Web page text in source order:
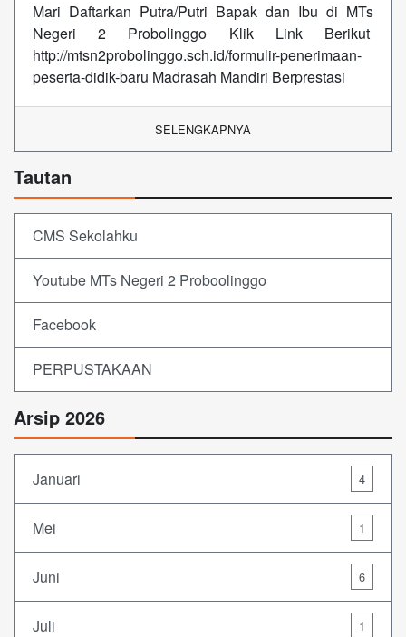
Mari Daftarkan Putra/Putri Bapak dan Ibu di MTs
Negeri 2 Probolinggo Klik Link Berikut
http://mtsn2probolinggo.sch.id/formulir-penerimaan-
peserta-didik-baru Madrasah Mandiri Berprestasi
SELENGKAPNYA
Tautan
CMS Sekolahku
Youtube MTs Negeri 2 Proboolinggo
Facebook
PERPUSTAKAAN
Arsip 2026
Januari 4
Mei 1
Juni 6
Juli 1